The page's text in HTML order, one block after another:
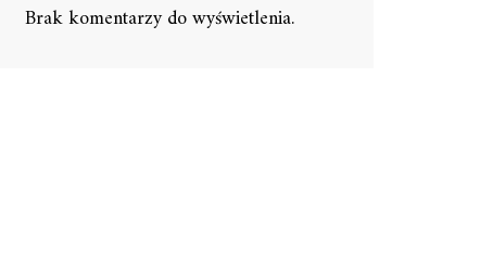
Brak komentarzy do wyświetlenia.